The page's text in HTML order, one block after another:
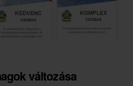
változása